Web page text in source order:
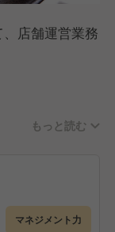
、店舗運営業務
もっと読む
マネジメント力